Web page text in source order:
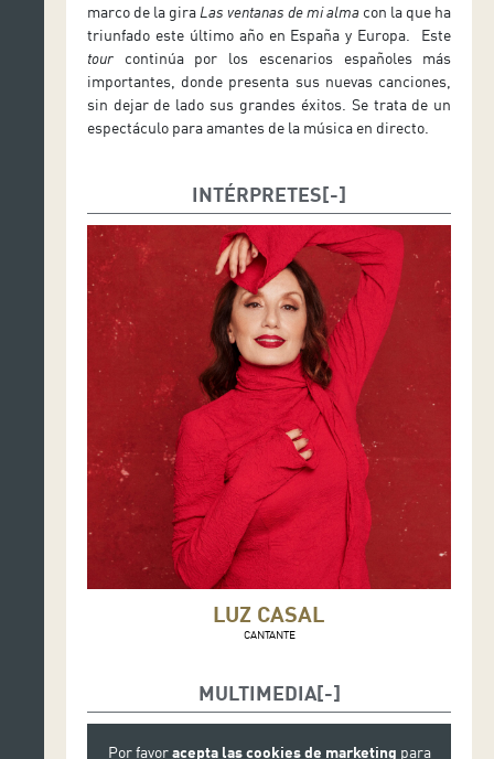
marco de la gira Las ventanas de mi alma con la que ha
triunfado este último año en España y Europa. Este
tourcontinúa por los escenarios españoles más
importantes, donde presenta sus nuevas canciones,
sin dejar de lado sus grandes éxitos. Se trata de un
espectáculo para amantes de la música en directo.
INTÉRPRETES
LUZ CASAL
CANTANTE
MULTIMEDIA
Por favoracepta las cookies de marketing para